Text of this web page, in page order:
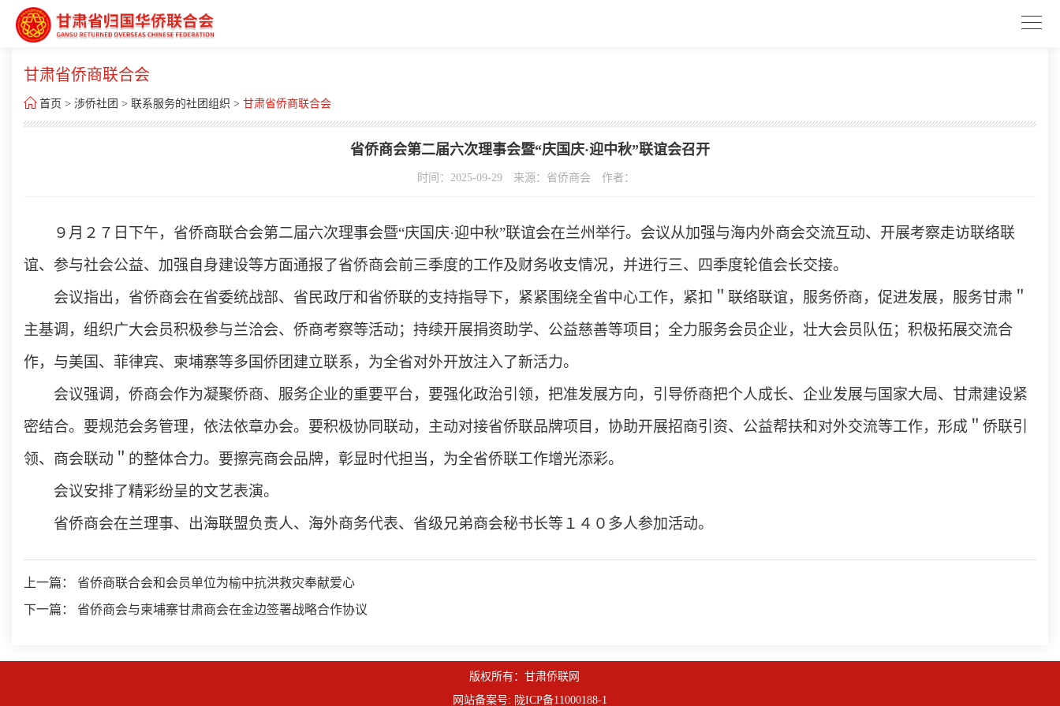
甘肃省侨商联合会
 首页 > 涉侨社团 > 联系服务的社团组织 > 甘肃省侨商联合会
省侨商会第二届六次理事会暨“庆国庆·迎中秋”联谊会召开
时间：2025-09-29 来源：省侨商会 作者：
９月２７日下午，省侨商联合会第二届六次理事会暨“庆国庆·迎中秋”联谊会在兰州举行。 会议从加强与海内外商会交流互动、开展考察走访联络联
谊、参与社会公益、加强自身建设等方面通报了省侨商会前三季度的工作及财务收支情况，并进行三、四季度轮值会长交接。
会议指出，省侨商会在省委统战部、省民政厅和省侨联的支持指导下，紧紧围绕全省中心工作，紧扣＂联络联谊，服务侨商，促进发展，服务甘肃＂
主基调，组织广大会员积极参与兰洽会、侨商考察等活动；持续开展捐资助学、公益慈善等项目；全力服务会员企业，壮大会员队伍；积极拓展交流合
作，与美国、菲律宾、柬埔寨等多国侨团建立联系，为全省对外开放注入了新活力。
会议强调，侨商会作为凝聚侨商、服务企业的重要平台，要强化政治引领，把准发展方向，引导侨商把个人成长、企业发展与国家大局、甘肃建设紧
密结合。要规范会务管理，依法依章办会。要积极协同联动，主动对接省侨联品牌项目，协助开展招商引资、公益帮扶和对外交流等工作，形成＂侨联引
领、商会联动＂的整体合力。要擦亮商会品牌，彰显时代担当，为全省侨联工作增光添彩。
会议安排了精彩纷呈的文艺表演。
省侨商会在兰理事、出海联盟负责人、海外商务代表、省级兄弟商会秘书长等１４０多人参加活动。
上一篇： 省侨商联合会和会员单位为榆中抗洪救灾奉献爱心
下一篇： 省侨商会与柬埔寨甘肃商会在金边签署战略合作协议
版权所有：甘肃侨联网
网站备案号: 陇ICP备11000188-1